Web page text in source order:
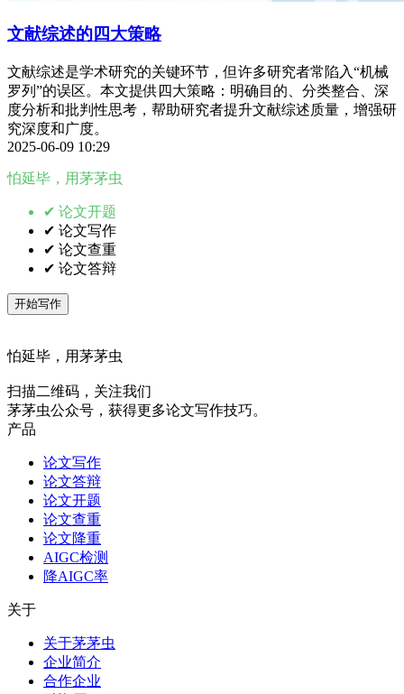
文献综述的四大策略
文献综述是学术研究的关键环节，但许多研究者常陷入“机械
罗列”的误区。本文提供四大策略：明确目的、分类整合、深
度分析和批判性思考，帮助研究者提升文献综述质量，增强研
究深度和广度。
2025-06-09 10:29
怕延毕，用茅茅虫
✔ 论文开题
✔ 论文写作
✔ 论文查重
✔ 论文答辩
开始写作
怕延毕，用茅茅虫
扫描二维码，关注我们
茅茅虫公众号，获得更多论文写作技巧。
产品
论文写作
论文答辩
论文开题
论文查重
论文降重
AIGC检测
降AIGC率
关于
关于茅茅虫
企业简介
合作企业